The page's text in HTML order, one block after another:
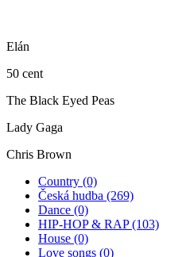
Elán
50 cent
The Black Eyed Peas
Lady Gaga
Chris Brown
Country (0)
Česká hudba (269)
Dance (0)
HIP-HOP & RAP (103)
House (0)
Love songs (0)